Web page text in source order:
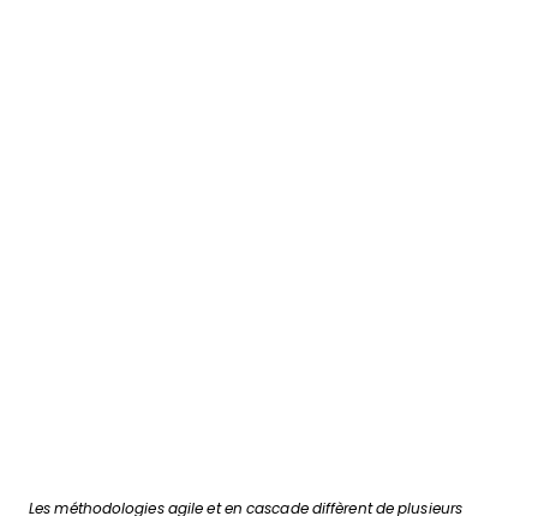
Les méthodologies agile et en cascade diffèrent de plusieurs